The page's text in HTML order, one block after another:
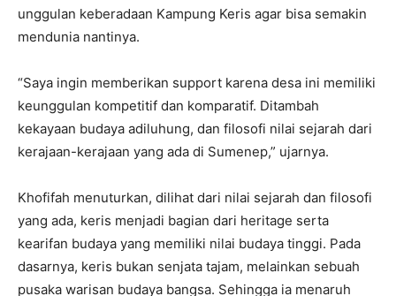
unggulan keberadaan Kampung Keris agar bisa semakin
mendunia nantinya.
“Saya ingin memberikan support karena desa ini memiliki
keunggulan kompetitif dan komparatif. Ditambah
kekayaan budaya adiluhung, dan filosofi nilai sejarah dari
kerajaan-kerajaan yang ada di Sumenep,” ujarnya.
Khofifah menuturkan, dilihat dari nilai sejarah dan filosofi
yang ada, keris menjadi bagian dari heritage serta
kearifan budaya yang memiliki nilai budaya tinggi. Pada
dasarnya, keris bukan senjata tajam, melainkan sebuah
pusaka warisan budaya bangsa. Sehingga ia menaruh